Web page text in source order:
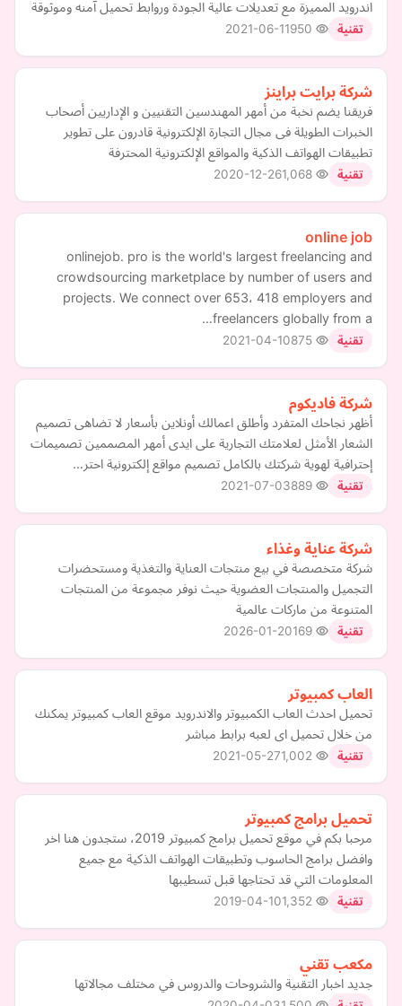
اندرويد المميزة مع تعديلات عالية الجودة وروابط تحميل آمنه وموثوقة
تقنية 2021-06-11
شركة برايت براينز
فريقنا يضم نخبة من أمهر المهندسين التقنيين و الإداريين أصحاب
الخبرات الطويلة فى مجال التجارة الإلكترونية قادرون على تطوير
تطبيقات الهواتف الذكية والمواقع الإلكترونية المحترفة
تقنية 2020-12-26
online job
onlinejob. pro is the world's largest freelancing and
crowdsourcing marketplace by number of users and
projects. We connect over 653، 418 employers and
freelancers globally from a…
تقنية 2021-04-10
شركة فاديكوم
أظهر نجاحك المتفرد وأطلق اعمالك أونلاين بأسعار لا تضاهى تصميم
الشعار الأمثل لعلامتك التجارية على ايدى أمهر المصممين تصميمات
إحترافية لهوية شركتك بالكامل تصميم مواقع إلكترونية احتر…
تقنية 2021-07-03
شركة عناية وغذاء
شركة متخصصة في بيع منتجات العناية والتغذية ومستحضرات
التجميل والمنتجات العضوية حيث نوفر مجموعة من المنتجات
المتنوعة من ماركات عالمية
تقنية 2026-01-20
العاب كمبيوتر
تحميل احدث العاب الكمبيوتر والاندرويد موقع العاب كمبيوتر يمكنك
من خلال تحميل اى لعبه برابط مباشر
تقنية 2021-05-27
تحميل برامج كمبيوتر
مرحبا بكم في موقع تحميل برامج كمبيوتر 2019، ستجدون هنا اخر
وافضل برامج الحاسوب وتطبيقات الهواتف الذكية مع جميع
المعلومات التي قد تحتاجها قبل تسطيبها
تقنية 2019-04-10
مكعب تقني
جديد اخبار التقنية والشروحات والدروس في مختلف مجالاتها